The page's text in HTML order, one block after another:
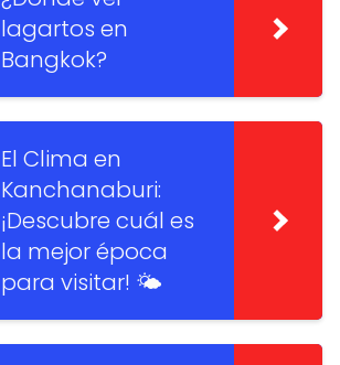
lagartos en
Bangkok?
El Clima en
Kanchanaburi:
¡Descubre cuál es
la mejor época
para visitar! 🌤️